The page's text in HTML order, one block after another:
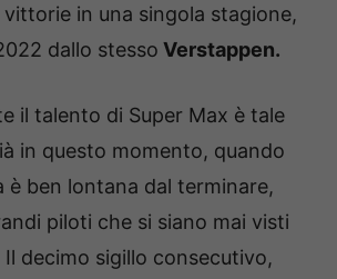
vittorie in una singola stagione,
dallo stesso Verstappen.
il talento di Super Max è tale
in questo momento, quando
è ben lontana dal terminare,
piloti che si siano mai visti
decimo sigillo consecutivo,